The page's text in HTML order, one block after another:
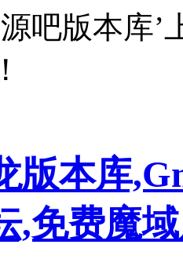
吧版本库
！
版本库
,免费魔